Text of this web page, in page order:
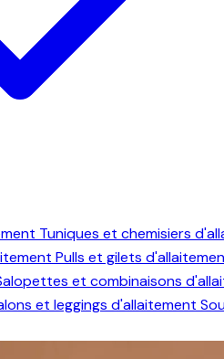
Tuniques et chemisiers
Pulls et gilets
et combinaisons
et leggings d'allaitement